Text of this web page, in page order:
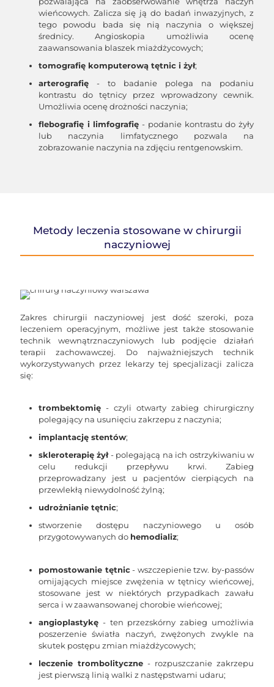
wieńcowych. Zalicza się ją do badań inwazyjnych, z
tego powodu bada się nią naczynia o większej
średnicy. Angioskopia umożliwia ocenę
zaawansowania blaszek miażdżycowych;
tomografię komputerową tętnic i żył;
arterografię - to badanie polega na podaniu
kontrastu do tętnicy przez wprowadzony cewnik.
Umożliwia ocenę drożności naczynia;
flebografię i limfografię - podanie kontrastu do żyły
lub naczynia limfatycznego pozwala na
zobrazowanie naczynia na zdjęciu rentgenowskim.
Metody leczenia stosowane w chirurgii
naczyniowej
Zakres chirurgii naczyniowej jest dość szeroki, poza
leczeniem operacyjnym, możliwe jest także stosowanie
technik wewnątrznaczyniowych lub podjęcie działań
terapii zachowawczej. Do najważniejszych technik
wykorzystywanych przez lekarzy tej specjalizacji zalicza
się:
trombektomię - czyli otwarty zabieg chirurgiczny
polegający na usunięciu zakrzepu z naczynia;
implantację stentów;
skleroterapię żył- polegającą na ich ostrzykiwaniu w
celu redukcji przepływu krwi. Zabieg
przeprowadzany jest u pacjentów cierpiących na
przewlekłą niewydolność żylną;
udrożnianie tętnic;
stworzenie dostępu naczyniowego u osób
przygotowywanych do hemodializ;
pomostowanie tętnic- wszczepienie tzw. by-passów
omijających miejsce zwężenia w tętnicy wieńcowej,
stosowane jest w niektórych przypadkach zawału
serca i w zaawansowanej chorobie wieńcowej;
angioplastykę - ten przezskórny zabieg umożliwia
poszerzenie światła naczyń, zwężonych zwykle na
skutek postępu zmian miażdżycowych;
leczenie trombolityczne - rozpuszczanie zakrzepu
jest pierwszą linią walki z następstwami udaru;